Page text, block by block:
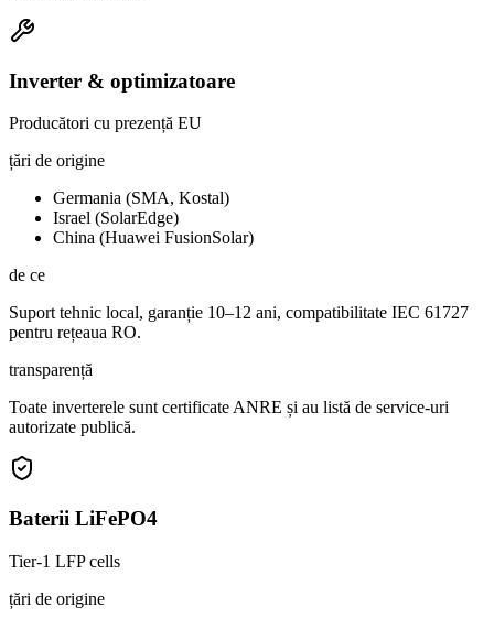
Inverter & optimizatoare
Producători cu prezență EU
țări de origine
Germania (SMA, Kostal)
Israel (SolarEdge)
China (Huawei FusionSolar)
de ce
Suport tehnic local, garanție 10–12 ani, compatibilitate IEC 61727
pentru rețeaua RO.
transparență
Toate inverterele sunt certificate ANRE și au listă de service-uri
autorizate publică.
Baterii LiFePO4
Tier-1 LFP cells
țări de origine